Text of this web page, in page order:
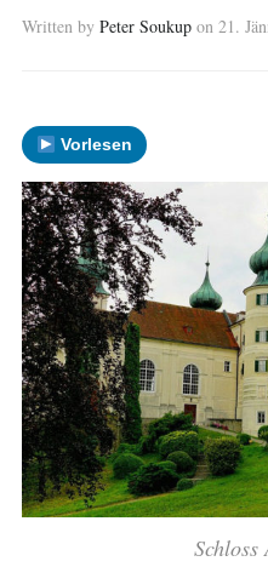
Written by Peter Soukup on 21.
Vorlesen
Schloss